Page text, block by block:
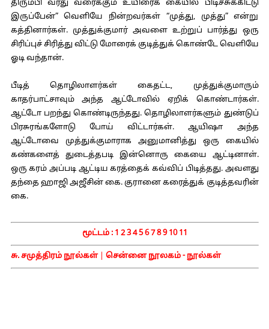
திரும்பி வரது வரைக்கும் உயிரைக் கையில பிடிச்சுக்கிட்டு
இருப்பேன்” வெளியே நின்றவர்கள் “முத்து, முத்து” என்று
கத்தினார்கள். முத்துக்குமார் அவளை உற்றுப் பார்த்து ஒரு
சிரிப்புச் சிரித்து விட்டு மோரைக் குடித்துக் கொண்டே வெளியே
ஓடி வந்தான்.
பீடித் தொழிலாளர்கள் கைதட்ட, முத்துக்குமாரும்
காதர்பாட்சாவும் அந்த ஆட்டோவில் ஏறிக் கொண்டார்கள்.
ஆட்டோ பறந்து கொண்டிருந்தது. தொழிலாளர்களும் துண்டுப்
பிரசுரங்களோடு போய் விட்டார்கள். ஆயிஷா அந்த
ஆட்டோவை முத்துக்குமாராக அனுமானித்து ஒரு கையில்
கண்களைத் துடைத்தபடி இன்னொரு கையை ஆட்டினாள்.
ஒரு கரம் அப்படி ஆட்டிய கரத்தைக் கவ்விப் பிடித்தது. அவளது
தந்தை ஹாஜி அஜீசின் கை. குரானை கரைத்துக் குடித்தவரின்
கை.
மூட்டம் : 1 234567891011
சு. சமுத்திரம் நூல்கள்| சென்னை நூலகம் - நூல்கள்